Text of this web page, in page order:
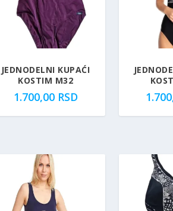
JEDNODELNI KUPAĆI
KOSTIM M32
1.700,00 RSD